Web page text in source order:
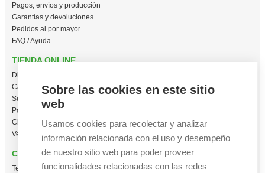
Sobre las cookies en este sitio
web
Usamos cookies para recolectar y analizar
información relacionada con el uso y desempeño
de nuestro sitio web para poder proveer
funcionalidades relacionadas con las redes
Pagos, envíos y producción
Garantías y devoluciones
Pedidos al por mayor
FAQ / Ayuda
TIENDA ONLINE
Diseña en línea ahora
Camisetas personalizadas
Sudaderas personalizadas
Polos personalizados
Chaquetas Softshell
Ver todas las categorías
CONTACTO
Tel:
+34 665 617 305